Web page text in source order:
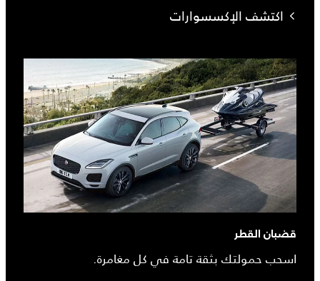
اكتشف الإكسسوارات
قضبان القطر
اسحب حمولتك بثقة تامة في كل مغامرة.